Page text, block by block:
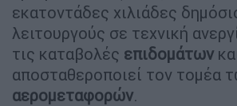
εκατοντάδες χιλιάδες
λειτουργούς σε τεχνική
τις καταβολές επιδομάτων
αποσταθεροποιεί τον τομέα
αερομεταφορών.